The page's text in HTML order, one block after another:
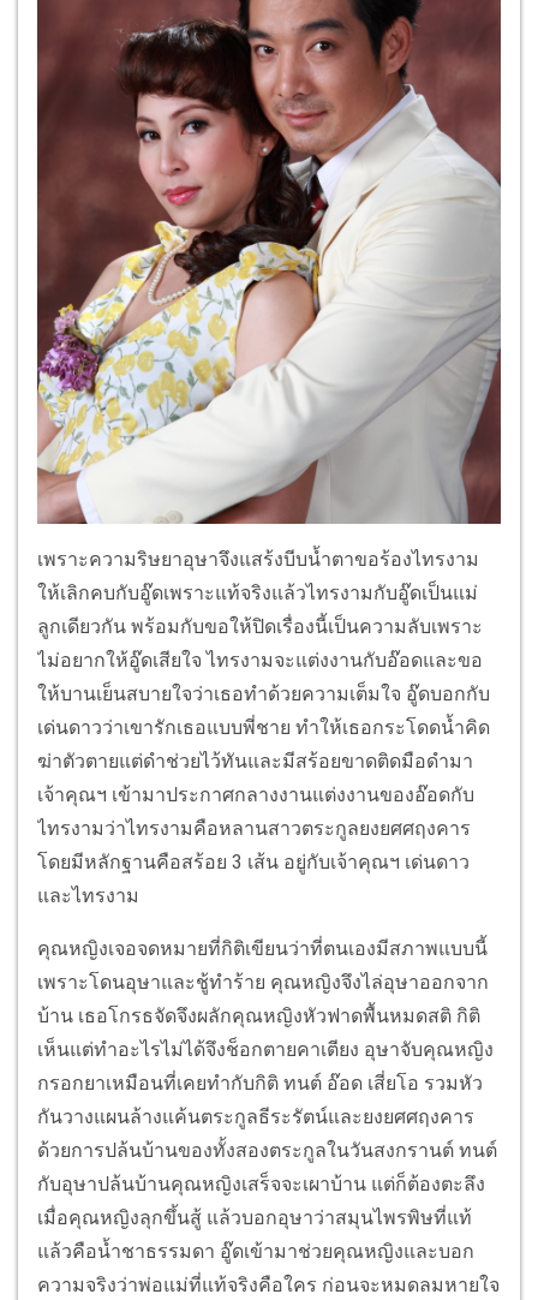
เพราะความริษยาอุษาจึงแสร้งบีบน้ำตาขอร้องไทรงาม
ให้เลิกคบกับอู๊ดเพราะแท้จริงแล้วไทรงามกับอู๊ดเป็นแม่
ลูกเดียวกัน พร้อมกับขอให้ปิดเรื่องนี้เป็นความลับเพราะ
ไม่อยากให้อู๊ดเสียใจ ไทรงามจะแต่งงานกับอ๊อดและขอ
ให้บานเย็นสบายใจว่าเธอทำด้วยความเต็มใจ อู๊ดบอกกับ
เด่นดาวว่าเขารักเธอแบบพี่ชาย ทำให้เธอกระโดดน้ำคิด
ฆ่าตัวตายแต่ดำช่วยไว้ทันและมีสร้อยขาดติดมือดำมา
เจ้าคุณฯ เข้ามาประกาศกลางงานแต่งงานของอ๊อดกับ
ไทรงามว่าไทรงามคือหลานสาวตระกูลยงยศศฤงคาร
โดยมีหลักฐานคือสร้อย 3 เส้น อยู่กับเจ้าคุณฯ เด่นดาว
และไทรงาม
คุณหญิงเจอจดหมายที่กิติเขียนว่าที่ตนเองมีสภาพแบบนี้
เพราะโดนอุษาและชู้ทำร้าย คุณหญิงจึงไล่อุษาออกจาก
บ้าน เธอโกรธจัดจึงผลักคุณหญิงหัวฟาดพื้นหมดสติ กิติ
เห็นแต่ทำอะไรไม่ได้จึงช็อกตายคาเตียง อุษาจับคุณหญิง
กรอกยาเหมือนที่เคยทำกับกิติ ทนต์ อ๊อด เสี่ยโอ รวมหัว
กันวางแผนล้างแค้นตระกูลธีระรัตน์และยงยศศฤงคาร
ด้วยการปล้นบ้านของทั้งสองตระกูลในวันสงกรานต์ ทนต์
กับอุษาปล้นบ้านคุณหญิงเสร็จจะเผาบ้าน แต่ก็ต้องตะลึง
เมื่อคุณหญิงลุกขึ้นสู้ แล้วบอกอุษาว่าสมุนไพรพิษที่แท้
แล้วคือน้ำชาธรรมดา อู๊ดเข้ามาช่วยคุณหญิงและบอก
ความจริงว่าพ่อแม่ที่แท้จริงคือใคร ก่อนจะหมดลมหายใจ